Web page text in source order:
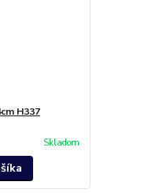
H337
Skladom